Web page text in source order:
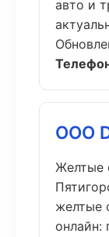
авто и
ООО
Желтые
желтые
онлайн: